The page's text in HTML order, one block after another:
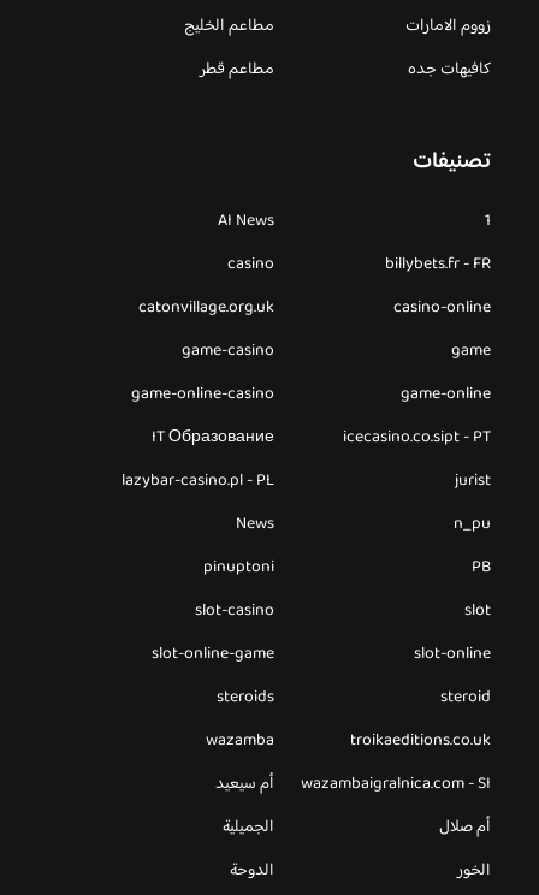
زووم الامارات
مطاعم الخليج
كافيهات جده
مطاعم قطر
تصنيفات
1
AI News
billybets.fr - FR
casino
casino-online
catonvillage.org.uk
game
game-casino
game-online
game-online-casino
icecasino.co.sipt - PT
IT Образование
jurist
lazybar-casino.pl - PL
n_pu
News
PB
pinuptoni
slot
slot-casino
slot-online
slot-online-game
steroid
steroids
troikaeditions.co.uk
wazamba
wazambaigralnica.com - SI
أم سيعيد
أم صلال
الجميلية
الخور
الدوحة